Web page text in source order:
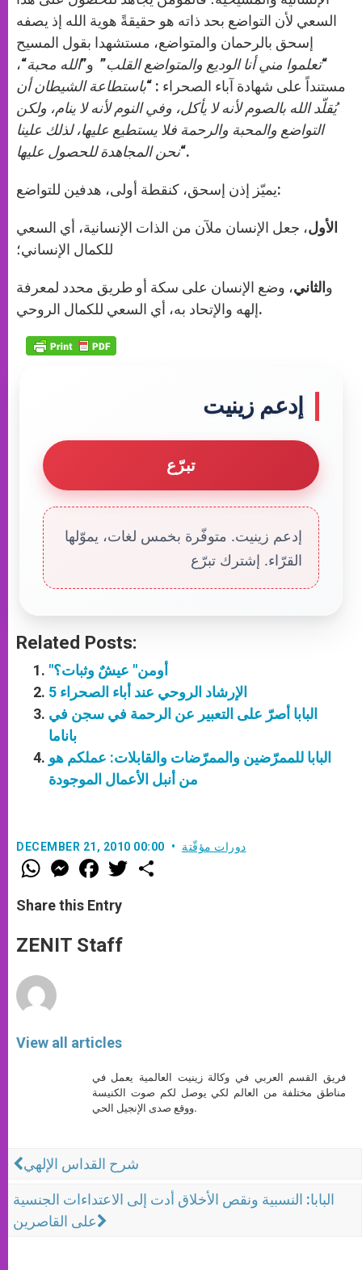
السعي لأن التواضع بحد ذاته هو حقيقةً هوية الله إذ يصفه
إسحق بالرحمان والمتواضع، مستشهدا بقول المسيح
“تعلموا مني أنا الوديع والمتواضع القلب” و”الله محبة“،
مستنداً على شهادة آباء الصحراء : “باستطاعة الشيطان أن
يُقلّد الله بالصوم لأنه لا يأكل، وفي النوم لأنه لا ينام، ولكن
التواضع والمحبة والرحمة فلا يستطيع عليها، لذلك علينا
نحن المجاهدة للحصول عليها“.
يميّز إذن إسحق، كنقطة أولى، هدفين للتواضع:
الأول، جعل الإنسان ملآن من الذات الإنسانية، أي السعي
للكمال الإنساني؛
و الثاني، وضع الإنسان على سكة أو طريق محدد لمعرفة
إلهه والإتحاد به، أي السعي للكمال الروحي.
إدعم زينيت
تبرّع
إدعم زينيت. متوفّرة بخمس لغات، يموّلها
القرّاء. إشترك تبرّع
Related Posts:
"أومن" عيشٌ وثبات؟
الإرشاد الروحي عند أباء الصحراء 5
البابا أصرّ على التعبير عن الرحمة في سجن في
باناما
البابا للممرّضين والممرّضات والقابلات: عملكم هو
من أنبل الأعمال الموجودة
DECEMBER 21, 2010 00:00 دورات مؤقّتة
W
h
t
s
p
p
M
e
s
e
g
e
F
a
e
b
o
k
w
Share this Entry
ZENIT Staff
View all articles
فريق القسم العربي في وكالة زينيت العالمية يعمل في
مناطق مختلفة من العالم لكي يوصل لكم صوت الكنيسة
ووقع صدى الإنجيل الحي.
شرح القداس الإلهي
البابا: النسبية ونقص الأخلاق أدت إلى الاعتداءات الجنسية
على القاصرين